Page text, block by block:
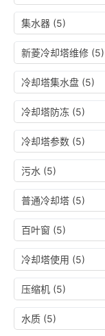
集水器 (5)
新菱冷却塔维修 (5)
冷却塔集水盘 (5)
冷却塔防冻 (5)
冷却塔参数 (5)
污水 (5)
普通冷却塔 (5)
百叶窗 (5)
冷却塔使用 (5)
压缩机 (5)
水质 (5)